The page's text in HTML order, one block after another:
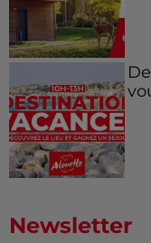
Newsletter